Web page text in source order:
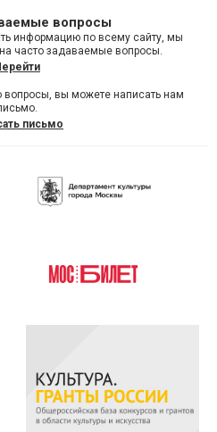
вопросы
информацию по всему сайту, мы
часто задаваемые вопросы.
вопросы, вы можете написать нам
письмо